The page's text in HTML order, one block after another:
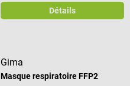
Détails
Gima
Masque respiratoire FFP2